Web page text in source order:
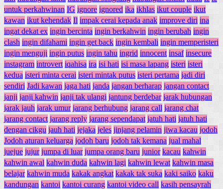
untuk perkahwinan IG ignore ignored ika ikhlas ikut couple ikut
kawan ikut kehendak Il impak cerai kepada anak improve diri ina
ingat dekat ex ingin bercinta ingin berkahwin ingin berubah ingin
clash ingin difahami ingin get back ingin kembali ingin memperisteri
ingin menguji ingin putus ingin tahu ingrid innocent insaf insecure
instagram introvert iqahisa ira isi hati isi masa lapang isteri isteri
kedua isteri minta cerai isteri mintak putus isteri pertama jadi diri
sendiri Jadi kawan jaga hati janda jangan berharap jangan contact
janji janji kahwin janji tak ulangi jantung berdebar jarak hubungan
jarak jauh jarak umur jarang berhubung jarang call jarang chat
jarang contact jarang reply jarang sependapat jatuh hati jatuh hati
dengan cikgu jauh hati jejaka jeles jinjang pelamin jiwa kacau jodoh
Jodoh aturan keluarga jodoh baru jodoh tak kemana jual mahal
juejue jujur jumpa di luar jumpa orang baru junior kacau kahwin
kahwin awal kahwin duda kahwin lagi kahwin lewat kahwin masa
belajar kahwin muda kakak angkat kakak tak suka kaki saiko kaku
kandungan kantoi kantoi curang kantoi video call kasih pensayrah